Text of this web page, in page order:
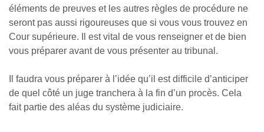
éléments de preuves et les autres règles de procédure ne
seront pas aussi rigoureuses que si vous vous trouvez en
Cour supérieure. Il est vital de vous renseigner et de bien
vous préparer avant de vous présenter au tribunal.
Il faudra vous préparer à l’idée qu’il est difficile d’anticiper
de quel côté un juge tranchera à la fin d’un procès. Cela
fait partie des aléas du système judiciaire.